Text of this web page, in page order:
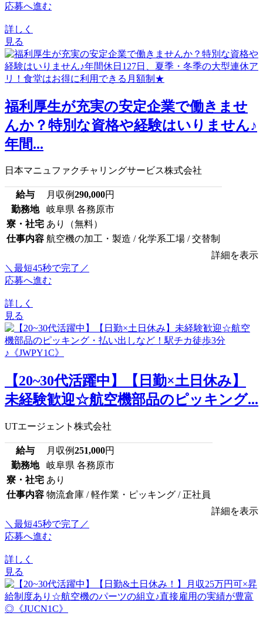
応募へ進む
詳しく
見る
福利厚生が充実の安定企業で働きませ
んか？特別な資格や経験はいりません♪
年間...
日本マニュファクチャリングサービス株式会社
給与 月収例290,000円
勤務地
岐阜県 各務原市
寮・社宅 あり（無料）
仕事内容 航空機の加工・製造 / 化学系工場 / 交替制
詳細を表示
＼最短45秒で完了／
応募へ進む
詳しく
見る
【20~30代活躍中】【日勤×土日休み】
未経験歓迎☆航空機部品のピッキング...
UTエージェント株式会社
給与 月収例251,000円
勤務地
岐阜県 各務原市
寮・社宅 あり
仕事内容 物流倉庫 / 軽作業・ピッキング / 正社員
詳細を表示
＼最短45秒で完了／
応募へ進む
詳しく
見る